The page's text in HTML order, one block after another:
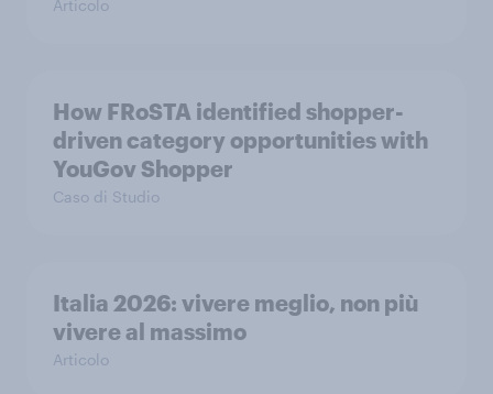
Articolo
How FRoSTA identified shopper-
driven category opportunities with
YouGov Shopper
Caso di Studio
Italia 2026: vivere meglio, non più
vivere al massimo
Articolo